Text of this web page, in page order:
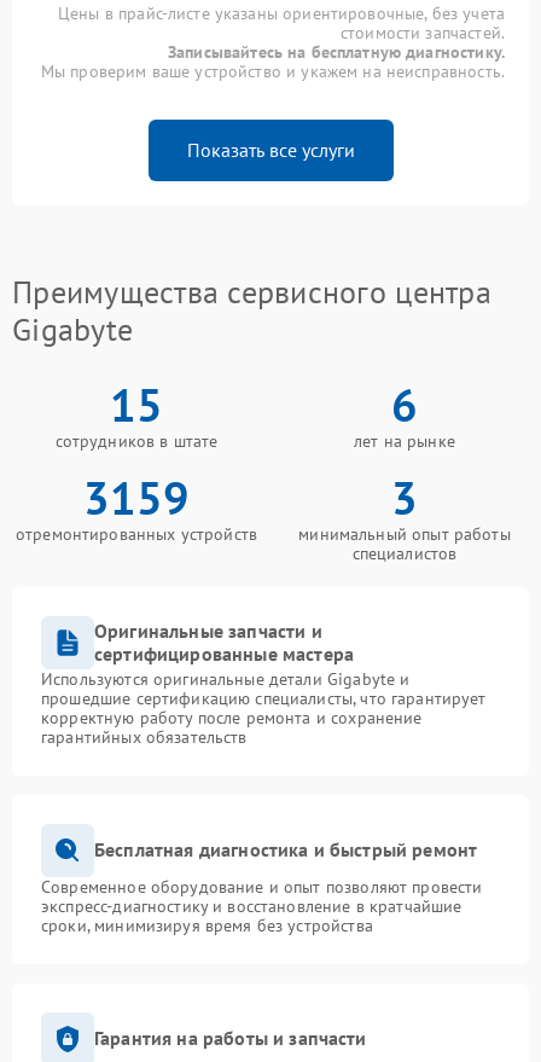
Цены в прайс-листе указаны ориентировочные, без учета
стоимости запчастей.
Записывайтесь на бесплатную диагностику.
Мы проверим ваше устройство и укажем на неисправность.
Показать все услуги
Преимущества сервисного центра
Gigabyte
15
сотрудников в штате
6
лет на рынке
3159
отремонтированных устройств
3
минимальный опыт работы
специалистов
Оригинальные запчасти и
сертифицированные мастера
Используются оригинальные детали Gigabyte и
прошедшие сертификацию специалисты, что гарантирует
корректную работу после ремонта и сохранение
гарантийных обязательств
Бесплатная диагностика и быстрый ремонт
Современное оборудование и опыт позволяют провести
экспресс-диагностику и восстановление в кратчайшие
сроки, минимизируя время без устройства
Гарантия на работы и запчасти